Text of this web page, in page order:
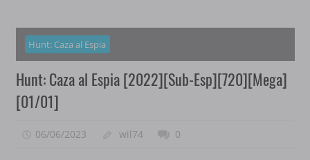
Hunt: Caza al Espia
Hunt: Caza al Espia [2022][Sub-Esp][720][Mega]
[01/01]
06/06/2023 wil74 0